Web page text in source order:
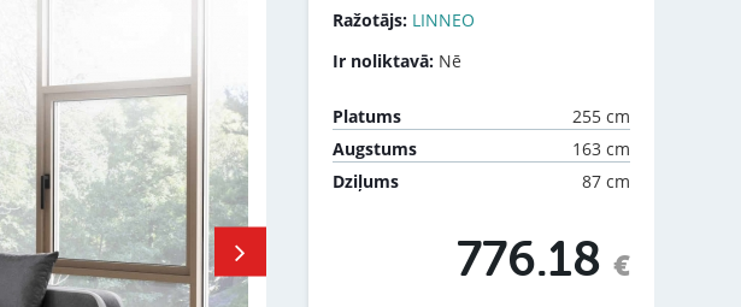
Ražotājs: LINNEO
Ir noliktavā: Nē
Platums
255 cm
Augstums
163 cm
Dziļums
87 cm
776.18 €